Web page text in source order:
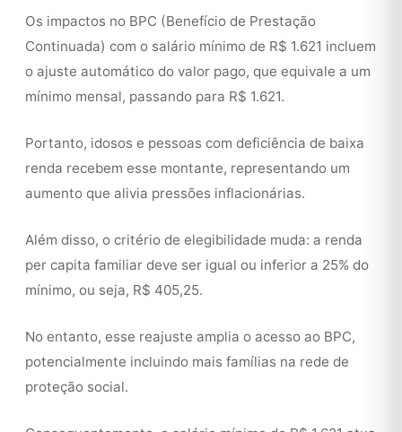
Os impactos no BPC (Benefício de Prestação
Continuada) com o salário mínimo de R$ 1.621 incluem
o ajuste automático do valor pago, que equivale a um
mínimo mensal, passando para R$ 1.621.
Portanto, idosos e pessoas com deficiência de baixa
renda recebem esse montante, representando um
aumento que alivia pressões inflacionárias.
Além disso, o critério de elegibilidade muda: a renda
per capita familiar deve ser igual ou inferior a 25% do
mínimo, ou seja, R$ 405,25.
No entanto, esse reajuste amplia o acesso ao BPC,
potencialmente incluindo mais famílias na rede de
proteção social.